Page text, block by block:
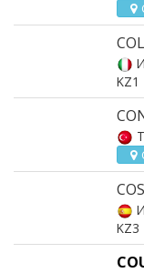
KZ1
KZ3